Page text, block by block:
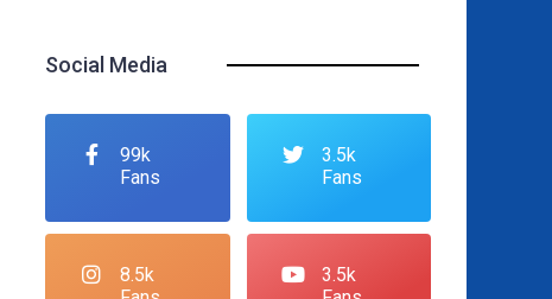
Social Media
99k
Fans
3.5k
Fans
8.5k
3.5k